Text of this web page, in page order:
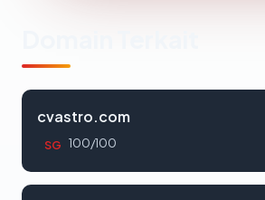
cvastro.com
SG 100/100